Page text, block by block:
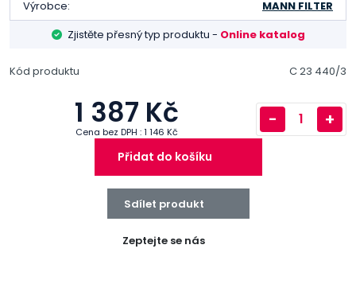
Výrobce:
MANN FILTER
Zjistěte přesný typ produktu - Online katalog
Kód produktu C 23 440/3
1 387 Kč
Cena bez DPH : 1 146 Kč
- +
Přidat do košíku
Zeptejte se nás
Sdílet produkt